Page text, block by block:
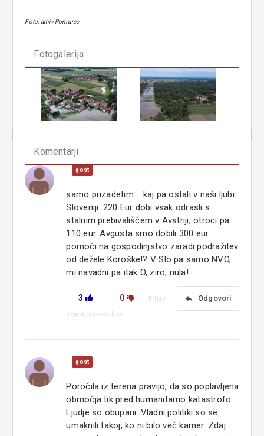
Foto: arhiv Pomurec
Fotogalerija
Komentarji
gost
samo prizadetim.....kaj pa ostali v naši ljubi
Sloveniji: 220 Eur dobi vsak odrasli s
stalnim prebivališčem v Avstriji, otroci pa
110 eur. Avgusta smo dobili 300 eur
pomoči na gospodinjstvo zaradi podražitev
od dežele Koroške!? V Slo pa samo NVO,
mi navadni pa itak O, ziro, nula!
3 0 reply Odgovori
Prijavi
neprimerno vsebino
gost
Poročila iz terena pravijo, da so poplavljena
območja tik pred humanitarno katastrofo.
Ljudje so obupani. Vladni politiki so se
umaknili takoj, ko ni bilo več kamer. Zdaj